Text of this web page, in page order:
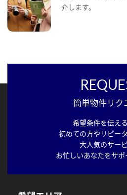
介します。
簡単物件リク
希望条件を伝え
初めての方やリピー
大人気のサービ
お忙しいあなたをサポ